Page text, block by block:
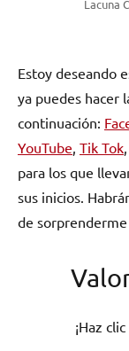
Lacuna
Estoy deseando
ya puedes hacer
continuación:
YouTube, Tik Tok,
para los que
sus inicios.
de
¡Haz